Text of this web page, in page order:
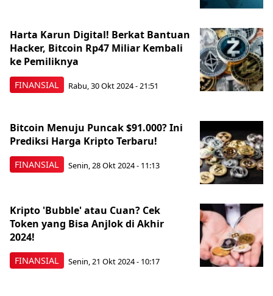
FINANSIAL
Harta Karun Digital! Berkat Bantuan
Hacker, Bitcoin Rp47 Miliar Kembali
ke Pemiliknya
Rabu, 30 Okt 2024 - 21:51
FINANSIAL
Bitcoin Menuju Puncak $91.000? Ini
Prediksi Harga Kripto Terbaru!
Senin, 28 Okt 2024 - 11:13
FINANSIAL
Kripto 'Bubble' atau Cuan? Cek
Token yang Bisa Anjlok di Akhir
2024!
Senin, 21 Okt 2024 - 10:17